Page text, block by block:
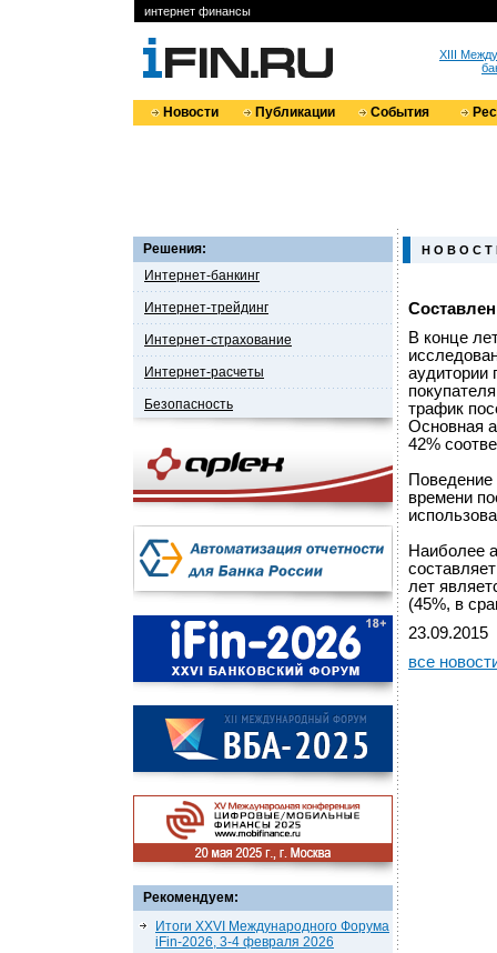
интернет финансы
XIII
Новости Публикации События
Решения:
Интернет-банкинг
Интернет-трейдинг
Интернет-страхование
Интернет-расчеты
Безопасность
Рекомендуем:
Итоги XXVI Международного Форума
iFin-2026, 3-4 февраля 2026
Н О В О С Т
В конце
аудитории
трафик
Основная
42%
времени
Наиболее
лет
(45%, в
23.09.2015
все